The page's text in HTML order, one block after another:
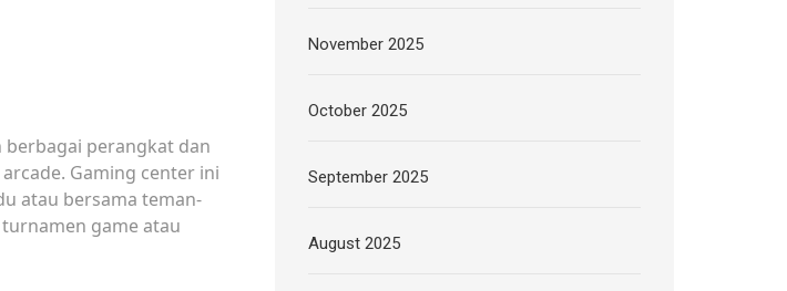
berbagai perangkat dan
Gaming center ini
atau bersama teman-
game atau
November 2025
October 2025
September 2025
August 2025